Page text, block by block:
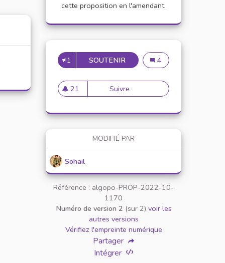
cette proposition en l'amendant.
1 SOUTENIR LUTTER CONTRE LA
Lutter contre la
4
21
21 abonnés
Suivre Lutter contre la
MODIFIÉ PAR
Sohail
Référence : algopo-PROP-2022-10-
1170
Numéro de version 2 (sur 2) voir les
autres versions
Vérifiez l'empreinte numérique
Partager
Intégrer